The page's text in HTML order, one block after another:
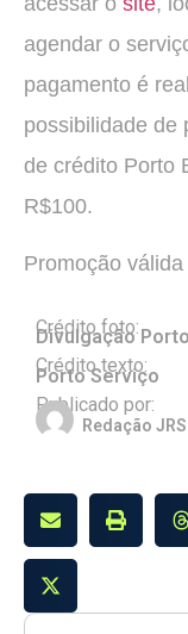
agendar o
pagamento é
possibilidade de
de crédito Porto
R$100.
Promoção
Crédito foto:
Divulgação
Crédito texto:
Porto Serviço
Publicado por:
Redação JRS